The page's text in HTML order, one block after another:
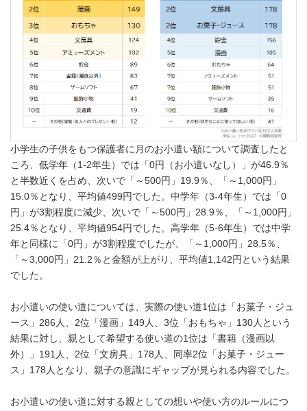
小学生の子供をもつ保護者に月のお小遣い額について調査したと
ころ、低学年（1-2年生）では「0円（お小遣いなし）」が46.9％
と半数近くを占め、次いで「～500円」19.9％、「～1,000円」
15.0％となり、平均値499円でした。中学年（3-4年生）では「0
円」が3割程度に減少、次いで「～500円」28.9％、「～1,000円」
25.4％となり、平均値954円でした。高学年（5-6年生）では中学
年と同様に「0円」が3割程度でしたが、「～1,000円」28.5％、
「～3,000円」21.2％と金額が上がり、平均値1,142円という結果
でした。
お小遣いの使い道については、実際の使い道1位は「お菓子・ジュ
ース」286人、2位「漫画」149人、3位「おもちゃ」130人という
結果に対し、親として希望する使い道の1位は「書籍（漫画以
外）」191人、2位「文房具」178人、同率2位「お菓子・ジュー
ス」178人となり、親子の意識にギャップが見られる内容でした。
お小遣いの使い道に対する親としての想いや使い方のルールにつ